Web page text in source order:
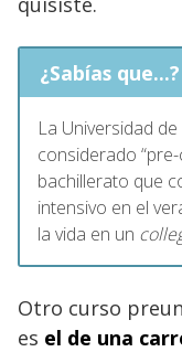
¿Sabías que...?
La Universidad
considerado
bachillerato que
intensivo en el
la vida en un
Otro curso
es el de una